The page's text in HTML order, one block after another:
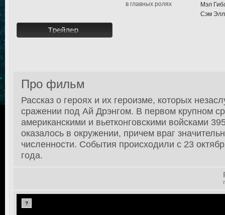
в главных ролях
Мэл
Сэм
Про фильм
Рассказ о героях и их героизме, которых
сражении под Ай Дрэнгом. В первом крупном
американскими и вьетконговскими войсками
оказалось в окружении, причем враг
численности. События происходили с 23
года.
?